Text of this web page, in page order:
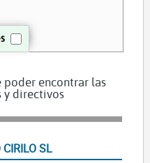
encontrar las
y directivos
SL